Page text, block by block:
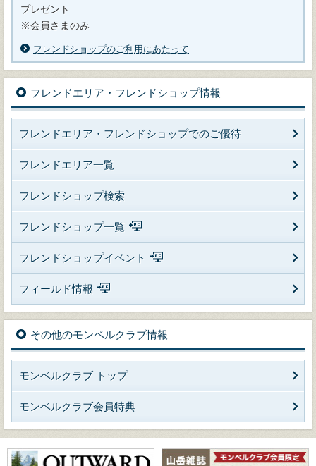
プレゼント
※会員さまのみ
フレンドショップのご利用にあたって
フレンドエリア・フレンドショップ情報
フレンドエリア・フレンドショップでのご優待
フレンドエリア一覧
フレンドショップ検索
フレンドショップ一覧
フレンドショップイベント
フィールド情報
その他のモンベルクラブ情報
モンベルクラブ トップ
モンベルクラブ会員特典